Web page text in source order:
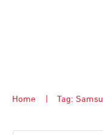
Home Tag: